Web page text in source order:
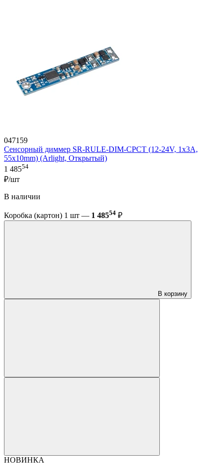
047159
Сенсорный диммер SR-RULE-DIM-CPCT (12-24V, 1x3A,
55x10mm) (Arlight, Открытый)
1 48554
₽/шт
В наличии
Коробка (картон) 1 шт — 1 48554 ₽
В корзину
НОВИНКА